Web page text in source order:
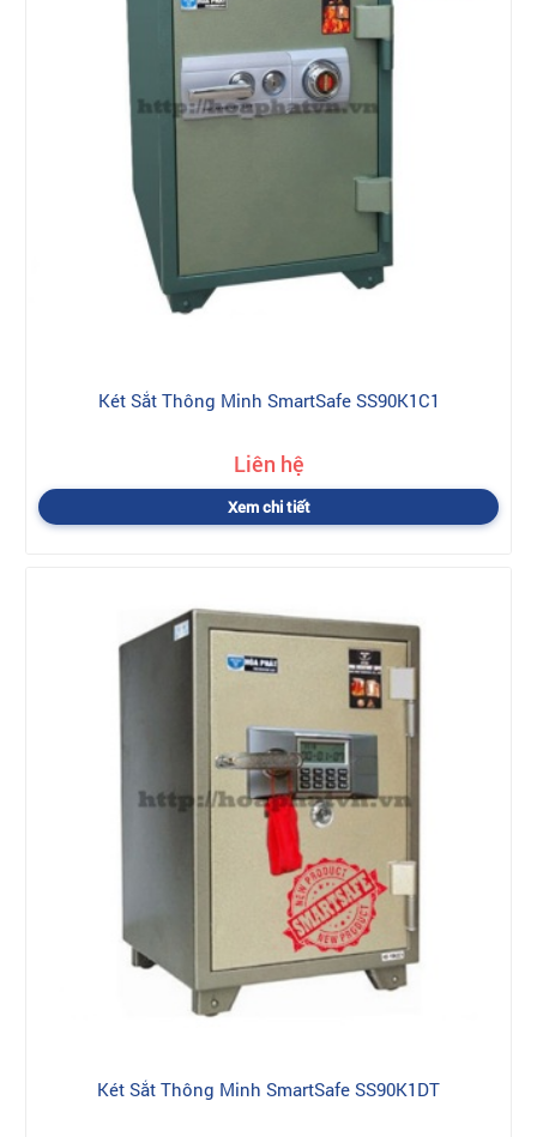
Két Sắt Thông Minh SmartSafe SS90K1C1
Liên hệ
Xem chi tiết
Két Sắt Thông Minh SmartSafe SS90K1DT